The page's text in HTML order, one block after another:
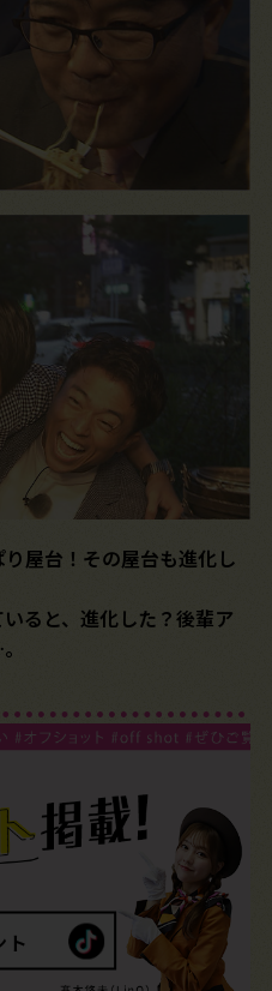
屋台！その屋台も進化し
ると、進化した？後輩ア